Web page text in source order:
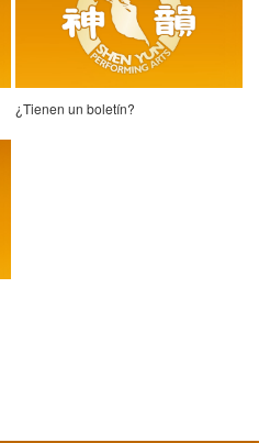
¿Tienen un boletín?